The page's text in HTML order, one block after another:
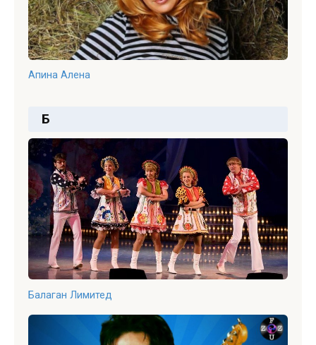
Апина Алена
Б
Балаган Лимитед